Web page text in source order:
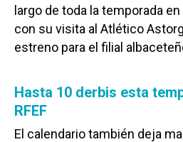
largo de toda la temporada
con su visita al Atlético
estreno para el filial
Hasta 10 derbis esta
RFEF
El calendario también deja